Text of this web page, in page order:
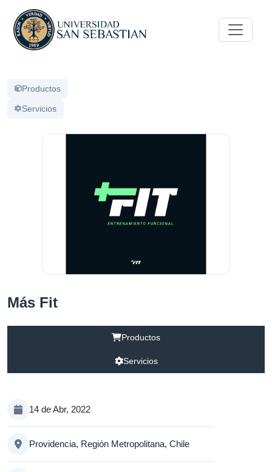
Productos
Servicios
Más Fit
Productos
Servicios
14 de Abr, 2022
Providencia, Región Metropolitana, Chile